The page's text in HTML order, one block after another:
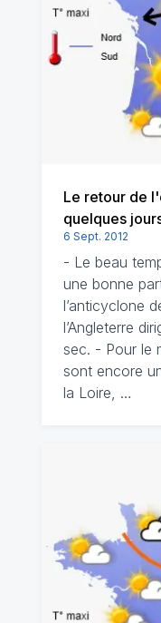
Le retour de
quelques
6 Sept. 2012
- Le beau
une bonne
l’anticyclone
l’Angleterre
sec. - Pour le
sont encore
la Loire, …